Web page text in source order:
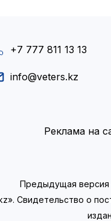
+7 777 811 13 13
info@veters.kz
Реклама на
Предыдущая версия
Свидетельство о